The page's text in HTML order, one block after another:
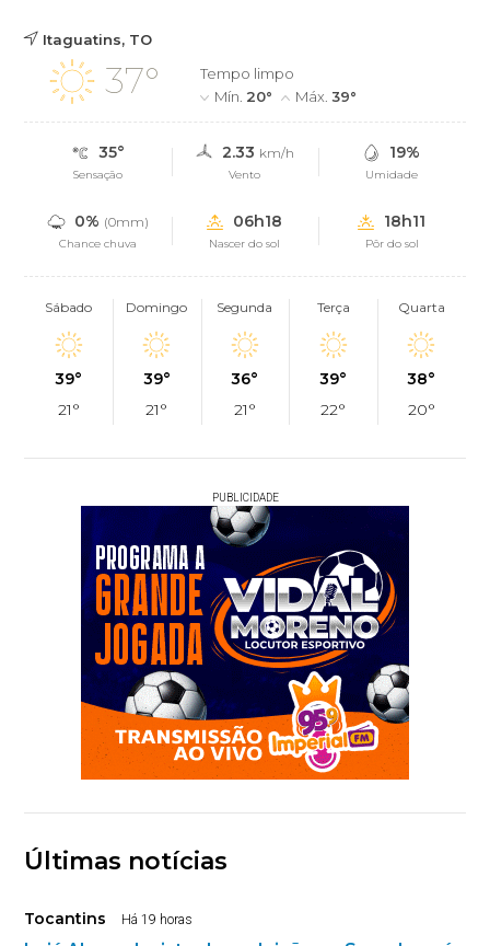
Itaguatins, TO
37°
Tempo limpo
Mín. 20° Máx.39°
35°
Sensação
2.33 km/h
Vento
19%
Umidade
0% (0mm)
Chance chuva
06h18
Nascer do sol
18h11
Pôr do sol
Sábado
39°
21°
Domingo
39°
21°
Segunda
36°
21°
Terça
39°
22°
Quarta
38°
20°
PUBLICIDADE
Últimas notícias
Tocantins Há 19 horas